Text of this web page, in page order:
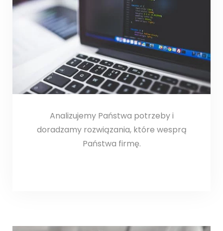
Analizujemy Państwa potrzeby i
doradzamy rozwiązania, które wesprą
Państwa firmę.